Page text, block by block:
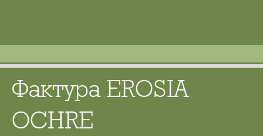
Фактура EROSIA
OCHRE
Контакты